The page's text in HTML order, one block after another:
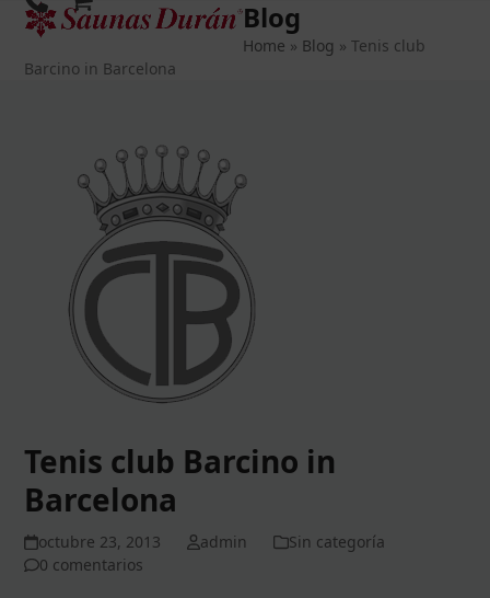
Skip
Open
Close
Blog
Home » Blog »Tenis club
Barcino in Barcelona
Tenis club Barcino in
Barcelona
octubre 23, 2013 admin
Sin categoría
0 comentarios